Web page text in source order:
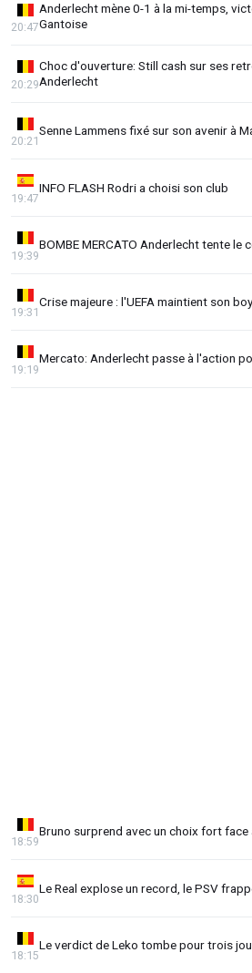
Anderlecht mène 0-1 à la mi-temps,
Gantoise
20:47
Choc d'ouverture: Still cash sur ses
Anderlecht
20:29
Senne Lammens fixé sur son avenir à
20:21
INFO FLASH Rodri a choisi son club
19:47
BOMBE MERCATO Anderlecht tente le
19:39
Crise majeure : l'UEFA maintient son
19:31
Mercato: Anderlecht passe à l'action
19:19
Bruno surprend avec un choix fort face
18:59
Le Real explose un record, le PSV
18:30
Le verdict de Leko tombe pour trois
18:15